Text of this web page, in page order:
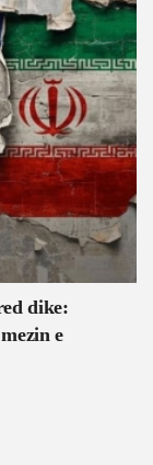
dike:
e